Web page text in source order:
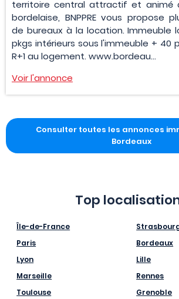
territoire central attractif et animé
bordelaise, BNPPRE vous propose
de bureaux à la location. Immeuble
pkgs intérieurs sous l'immeuble + 40
R+1 au logement. www.bordeau...
Voir l'annonce
Consulter toutes les annonces
Bordeaux
Top
Île-de-France
Paris
Lyon
Marseille
Toulouse
Bordeaux
Lille
Rennes
Grenoble